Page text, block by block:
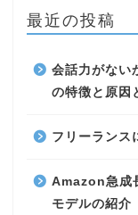
最近の投稿
会話力がない
の特徴と原因
フリーランス
Amazon急成
モデルの紹介